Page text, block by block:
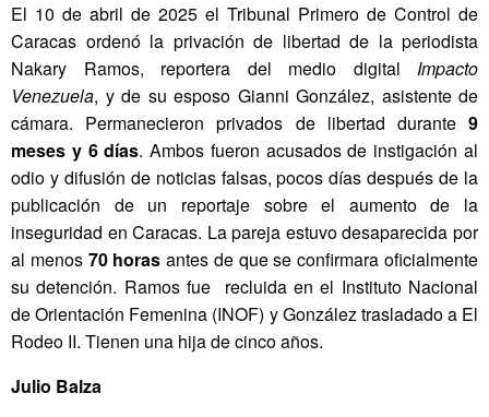
El 10 de abril de 2025 el Tribunal Primero de Control de
Caracas ordenó la privación de libertad de la periodista
Nakary Ramos, reportera del medio digital Impacto
Venezuela, y de su esposo Gianni González, asistente de
cámara. Permanecieron privados de libertad durante 9
meses y 6 días. Ambos fueron acusados de instigación al
odio y difusión de noticias falsas, pocos días después de la
publicación de un reportaje sobre el aumento de la
inseguridad en Caracas. La pareja estuvo desaparecida por
al menos 70 horas antes de que se confirmara oficialmente
su detención. Ramos fue recluida en el Instituto Nacional
de Orientación Femenina (INOF) y González trasladado a El
Rodeo II. Tienen una hija de cinco años.
Julio Balza